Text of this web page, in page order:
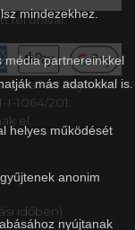
mindezekhez.
média partnereinkkel
más adatokkal is.
helyes működését
anonim
nyújtanak
fél órával.
a Barion Payment
I-1064/201.
el.
időben)